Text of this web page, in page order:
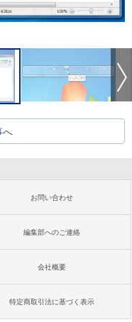
へ
お問い合わせ
編集部へのご連絡
会社概要
特定商取引法に基づく表示